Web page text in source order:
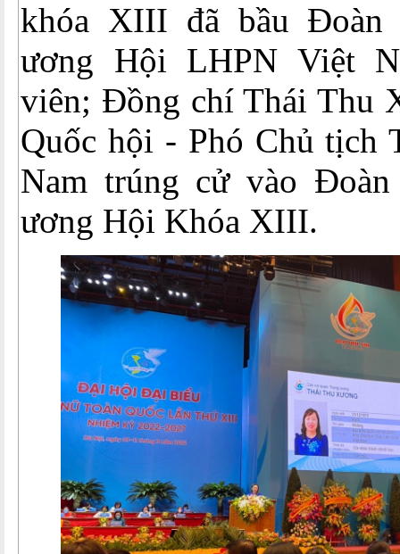
khóa XIII đã bầu Đoàn
ương Hội LHPN Việt
viên; Đồng chí Thái Thu
Quốc hội - Phó Chủ
Nam trúng cử vào
ương Hội Khóa XIII.